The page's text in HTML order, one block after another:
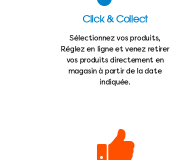
Click & Collect
Sélectionnez vos produits,
Réglez en ligne et venez retirer
vos produits directement en
magasin à partir de la date
indiquée.